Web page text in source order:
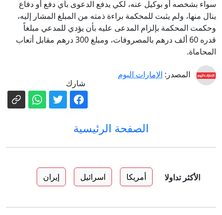
سواء بشخصه أو بوكيل عنه، لكي يدفع الدعوى بأي دفع أو دفاع
ينال منها، ولم يثبت للمحكمة براءة ذمته من المبلغ المشار إليه،
وحكمت المحكمة بإلزام المدعى عليه بأن يؤدي للمدعي مبلغاً
قدره 60 ألف درهم بالمصروفات، ومبلغ 300 درهم مقابل أتعاب
المحاماة.
المصدر: الإمارات اليوم
شارك
الصفحة الرئيسية
الأكثر تداولا أمريكا اسرائيل إيران